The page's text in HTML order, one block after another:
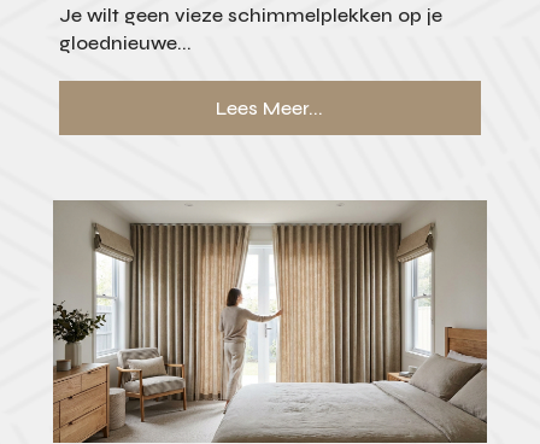
Je wilt geen vieze schimmelplekken op je
gloednieuwe...
Lees Meer...